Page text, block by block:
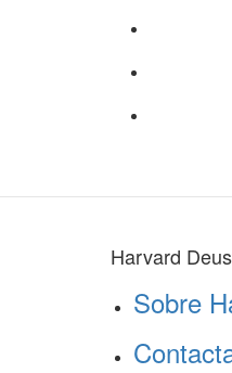
Harvard
Sobre